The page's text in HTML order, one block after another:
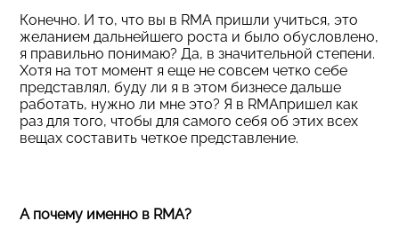
Конечно. И то, что вы в RMA пришли учиться, это
желанием дальнейшего роста и было обусловлено,
я правильно понимаю? Да, в значительной степени.
Хотя на тот момент я еще не совсем четко себе
представлял, буду ли я в этом бизнесе дальше
работать, нужно ли мне это? Я в RMAпришел как
раз для того, чтобы для самого себя об этих всех
вещах составить четкое представление.
А почему именно в RMA?